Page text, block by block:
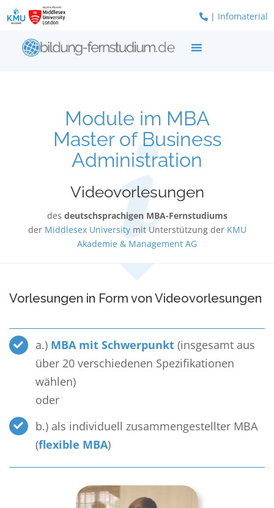
| Infomaterial
Zum
Inhalt
Module im MBA
Master of Business
Administration
Videovorlesungen
des deutschsprachigen MBA-Fernstudiums
der Middlesex Universitymit Unterstützung der KMU
Akademie & Management AG
Vorlesungen in Form von Videovorlesungen
a.) MBA mit Schwerpunkt (insgesamt aus
über 20 verschiedenen Spezifikationen
wählen)
oder
b.) als individuell zusammengestellter MBA
(flexible MBA)